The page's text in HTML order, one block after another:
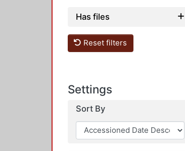
Has files
Reset filters
Settings
Sort By